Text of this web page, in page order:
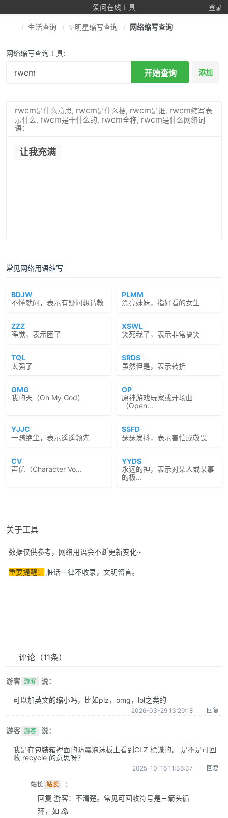
爱问在线工具 登录
生活查询 ✨明星缩写查询 网络缩写查询
网络缩写查询工具:
开始查询 添加
rwcm是什么意思, rwcm是什么梗, rwcm是谁, rwcm缩写表
示什么, rwcm是干什么的, rwcm全称, rwcm是什么网络词
语：
让我充满
常见网络用语缩写
BDJW
不懂就问，表示有疑问想请教
PLMM
漂亮妹妹，指好看的女生
ZZZ
睡觉，表示困了
XSWL
笑死我了，表示非常搞笑
TQL
太强了
SRDS
虽然但是，表示转折
OMG
我的天（Oh My God）
OP
原神游戏玩家或开场曲
（Open...
YJJC
一骑绝尘，表示遥遥领先
SSFD
瑟瑟发抖，表示害怕或敬畏
CV
声优（Character Vo...
YYDS
永远的神，表示对某人或某事
的极...
关于工具
数据仅供参考，网络用语会不断更新变化~
重要提醒： 脏话一律不收录，文明留言。
评论 （11条）
游客 游客 说：
可以加英文的缩小吗，比如plz，omg，lol之类的
2026-03-29 13:29:18 回复
游客 游客 说：
我是在包裝箱裡面的防震泡沫板上看到CLZ 標識的。 是不是可回
收 recycle 的意思呀？
2025-10-16 11:36:37 回复
站长 站长 ：
回复 游客：不清楚。常见可回收符号是三箭头循
环，如 ♴